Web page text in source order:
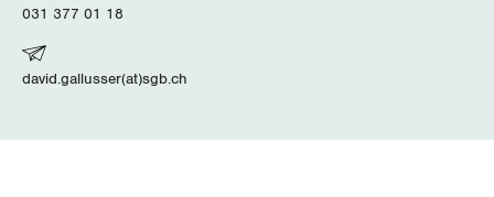
031 377 01 18
david.gallusser(at)sgb.ch